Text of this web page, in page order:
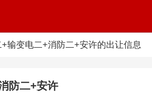
输变电二+消防二+安许的出让信息
防二+安许